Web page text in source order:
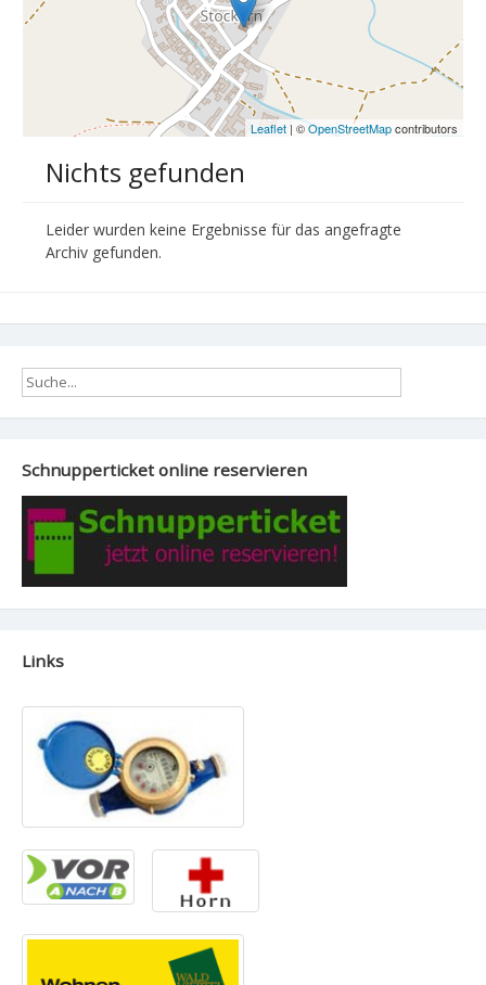
Leaflet | ©OpenStreetMapcontributors
Nichts gefunden
Leider wurden keine Ergebnisse für das angefragte
Archiv gefunden.
Schnupperticket online reservieren
Links